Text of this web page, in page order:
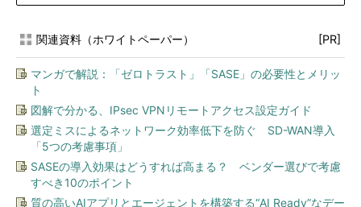
関連資料（ホワイトペーパー） [PR]
マンガで解説：「ゼロトラスト」「SASE」の必要性とメリッ
ト
図解で分かる、IPsec VPNリモートアクセス設定ガイド
選定ミスによるネットワーク効率低下を防ぐ SD-WAN導入
「5つの考慮事項」
SASEの導入効果はどうすれば高まる？ ベンダー選びで考慮
すべき10のポイント
質の高いAIアプリとエージェントを構築する“AI Ready”なデー